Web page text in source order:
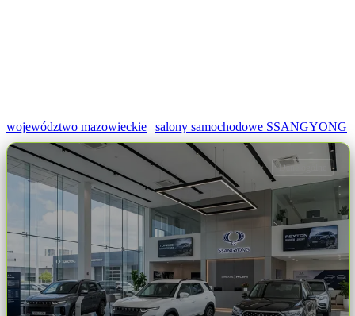
województwo mazowieckie | salony samochodowe SSANGYONG
Dane ogólne